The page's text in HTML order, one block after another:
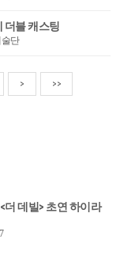
더블 캐스팅
단
> >>
더 데빌> 초연 하이라